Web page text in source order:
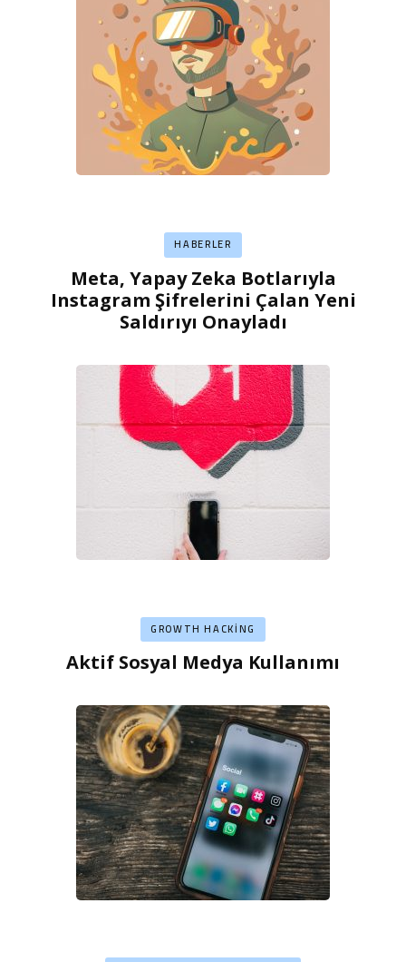
HABERLER
Meta, Yapay Zeka Botlarıyla
Instagram Şifrelerini Çalan Yeni
Saldırıyı Onayladı
GROWTH HACKING
Aktif Sosyal Medya Kullanımı